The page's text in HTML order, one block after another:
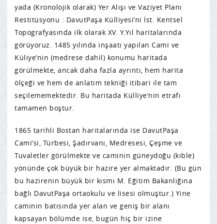
yada (Kronolojik olarak) Yer Alışı ve Vaziyet Planı
Restitüsyonu : DavutPaşa Külliyesi’ni İst. Kentsel
Topografyasında ilk olarak XV. Y.Yıl haritalarında
görüyoruz. 1485 yılında inşaatı yapılan Cami ve
Küliye’nin (medrese dahil) konumu haritada
görülmekte, ancak daha fazla ayrıntı, hem harita
ölçeği ve hem de anlatım tekniği itibari ile tam
seçilememektedir. Bu haritada Külliye’nin etrafı
tamamen boştur.
1865 tarihli Bostan haritalarında ise DavutPaşa
Cami’si, Türbesi, Şadırvanı, Medresesi, Çeşme ve
Tuvaletler görülmekte ve caminin güneydoğu (kıble)
yönünde çok büyük bir hazire yer almaktadır. (Bu gün
bu hazirenin büyük bir kısmı M. Eğitim Bakanlığına
bağlı DavutPaşa ortaokulu ve lisesi olmuştur.) Yine
caminin batısında yer alan ve geniş bir alanı
kapsayan bölümde ise, bugün hiç bir izine